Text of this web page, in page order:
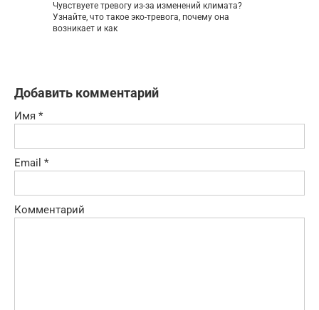
Чувствуете тревогу из-за изменений климата?
Узнайте, что такое эко-тревога, почему она
возникает и как
Добавить комментарий
Имя *
Email *
Комментарий